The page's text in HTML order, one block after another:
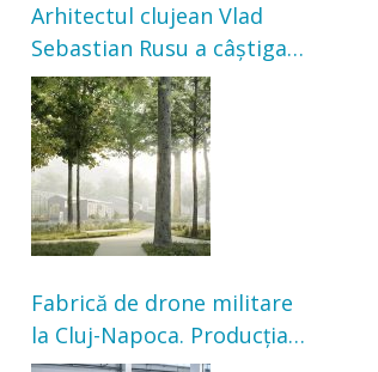
Arhitectul clujean Vlad
Sebastian Rusu a câștigat
concursul pentru
transformarea Grădinii
Casei Universitarilor
Fabrică de drone militare
la Cluj-Napoca. Producția